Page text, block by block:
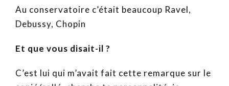
Au conservatoire c’était beaucoup Ravel,
Debussy, Chopin
Et que vous disait-il ?
C’est lui qui m’avait fait cette remarque sur le